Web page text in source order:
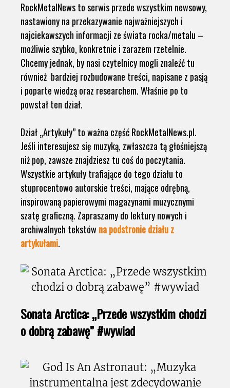
RockMetalNews to serwis przede wszystkim newsowy,
nastawiony na przekazywanie najważniejszych i
najciekawszych informacji ze świata rocka/metalu –
możliwie szybko, konkretnie i zarazem rzetelnie.
Chcemy jednak, by nasi czytelnicy mogli znaleźć tu
również bardziej rozbudowane treści, napisane z pasją
i poparte wiedzą oraz researchem. Właśnie po to
powstał ten dział.
Dział „Artykuły” to ważna część RockMetalNews.pl.
Jeśli interesujesz się muzyką, zwłaszcza tą głośniejszą
niż pop, zawsze znajdziesz tu coś do poczytania.
Wszystkie artykuły trafiające do tego działu to
stuprocentowo autorskie treści, mające odrębną,
inspirowaną papierowymi magazynami muzycznymi
szatę graficzną. Zapraszamy do lektury nowych i
archiwalnych tekstów na podstronie działu z
artykułami.
Sonata Arctica: „Przede wszystkim chodzi
o dobrą zabawę” #wywiad